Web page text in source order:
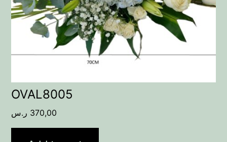
OVAL8005
370,00 ر.س